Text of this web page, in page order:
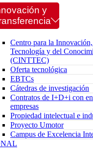
y
Centro para la
Tecnología y del
(CINTTEC)
Oferta tecnológica
EBTCs
Cátedras de investigación
Contratos de I+D+i con
empresas
Propiedad intelectual e
Proyecto Umotor
Campus de Excelencia